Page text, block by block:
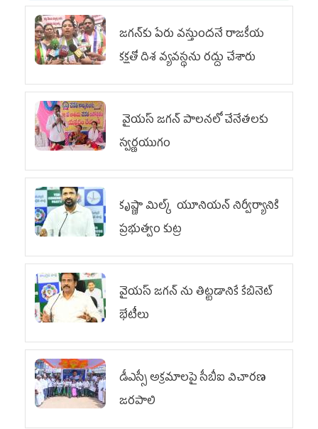
జగన్‌కు పేరు వస్తుందనే రాజకీయ
కక్షతో దిశ వ్య‌వ‌స్థ‌ను రద్దు చేశారు
వైయ‌స్ జగన్ పాలనలో చేనేతలకు
స్వర్ణయుగం
కృష్ణా మిల్క్‌ యూనియన్‌ నిర్వీర్యానికి
ప్రభుత్వం కుట్ర
వైయ‌స్ జగన్‌ ను తిట్టడానికే కేబినెట్‌
భేటీలు
డీఎస్సీ అక్రమాలపై సీబీఐ విచారణ
జరపాలి